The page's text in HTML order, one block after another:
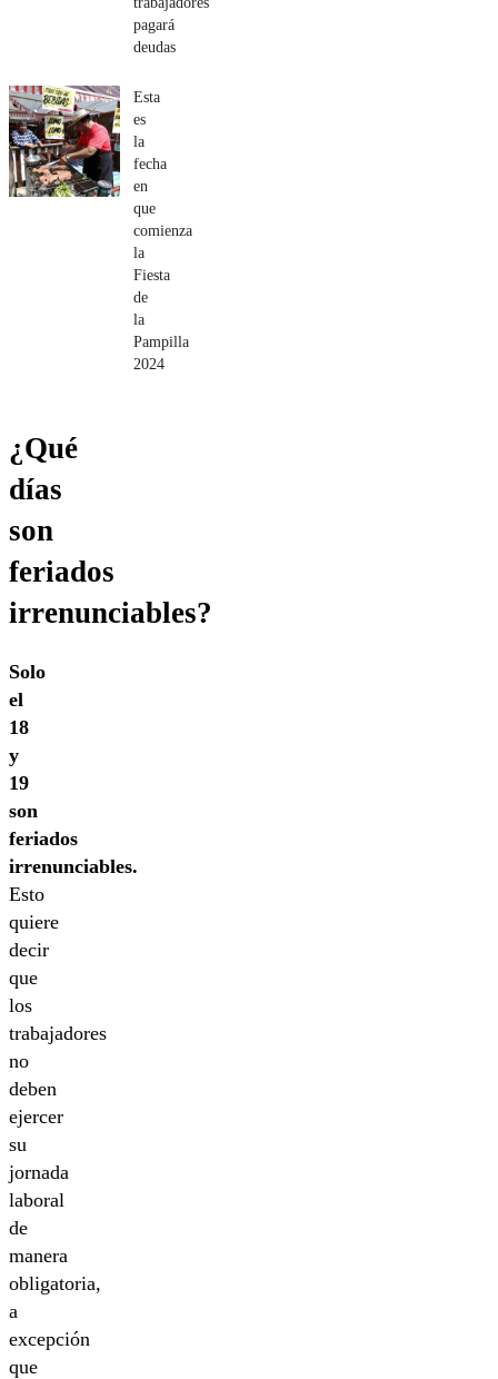
pagará
deudas
Esta
es
la
fecha
en
que
comienza
la
Fiesta
de
la
Pampilla
2024
¿Qué
días
son
feriados
irrenunciables?
Solo
el
18
y
19
son
feriados
irrenunciables.
Esto
quiere
decir
que
los
trabajadores
no
deben
ejercer
su
jornada
laboral
de
manera
obligatoria,
a
excepción
que